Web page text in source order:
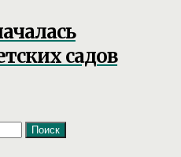
садов